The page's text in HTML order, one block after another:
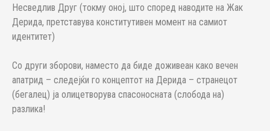
Несведлив Друг (токму оној, што според наводите на Жак
Дерида, претставува конститутивен момент на самиот
идентитет)
Со други зборови, наместо да биде доживеан како вечен
апатрид – следејќи го концептот на Дерида – странецот
(бегалец) ја олицетворува спасоносната (слобода на)
разлика!